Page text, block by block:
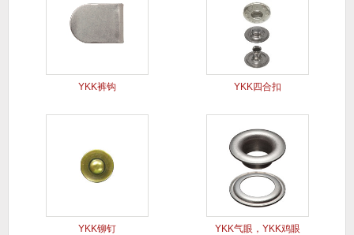
YKK裤钩 YKK四合扣
YKK铆钉 YKK气眼，YKK鸡眼